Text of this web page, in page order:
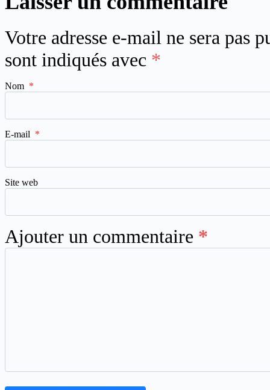
Votre adresse e-mail ne sera pas
sont indiqués avec *
Nom *
E-mail *
Site web
Ajouter un commentaire *